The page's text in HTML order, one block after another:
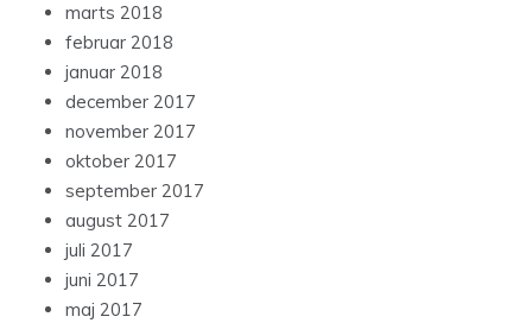
marts 2018
februar 2018
januar 2018
december 2017
november 2017
oktober 2017
september 2017
august 2017
juli 2017
juni 2017
maj 2017